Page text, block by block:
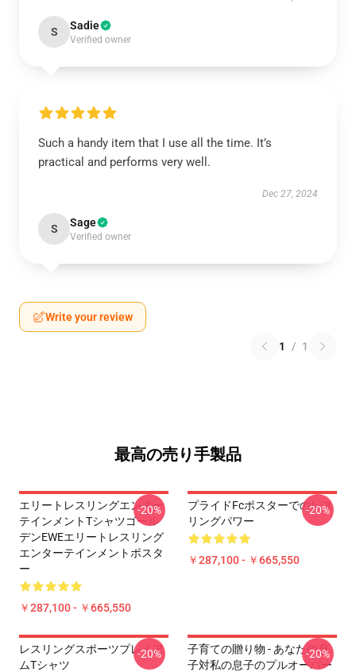
S Sadie
Verified owner
Such a handy item that I use all the time. It’s
practical and performs very well.
Dec 27, 2024
S Sage
Verified owner
Write your review
1 / 1
最高の売り手製品
エリートレスリングエンター
テインメントTシャツゴール
デンEWEエリートレスリング
エンターテインメントポスタ
ー
￥287,100 - ￥665,550
-20%
プライドFcポスターでのレス
リングパワー
￥287,100 - ￥665,550
-20%
レスリングスポーツプレミア
ムTシャツ
-20%
子育ての贈り物 - あなたの息
子対私の息子のプルオーバー
-20%